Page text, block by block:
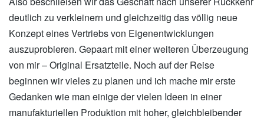
deutlich zu verkleinern und gleichzeitig das völlig neue
Konzept eines Vertriebs von Eigenentwicklungen
auszuprobieren. Gepaart mit einer weiteren Überzeugung
von mir – Original Ersatzteile. Noch auf der Reise
beginnen wir vieles zu planen und ich mache mir erste
Gedanken wie man einige der vielen Ideen in einer
manufakturiellen Produktion mit hoher, gleichbleibender